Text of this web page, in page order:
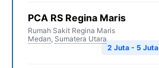
PCA RS Regina Maris
Rumah Sakit Regina Maris
Medan, Sumatera Utara
2 Juta - 5 Juta